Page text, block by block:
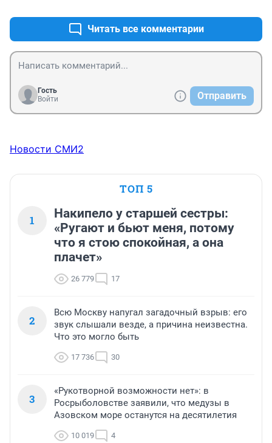
Читать все комментарии
Гость
Войти
Отправить
Новости СМИ2
ТОП 5
1
Накипело у старшей сестры:
«Ругают и бьют меня, потому
что я стою спокойная, а она
плачет»
26 779 17
2
Всю Москву напугал загадочный взрыв: его
звук слышали везде, а причина неизвестна.
Что это могло быть
17 736 30
3
«Рукотворной возможности нет»: в
Росрыболовстве заявили, что медузы в
Азовском море останутся на десятилетия
10 019 4